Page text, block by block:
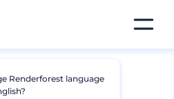
Renderforest language